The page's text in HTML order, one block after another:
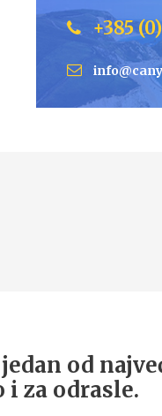
+385
jedan od
i za odrasle.